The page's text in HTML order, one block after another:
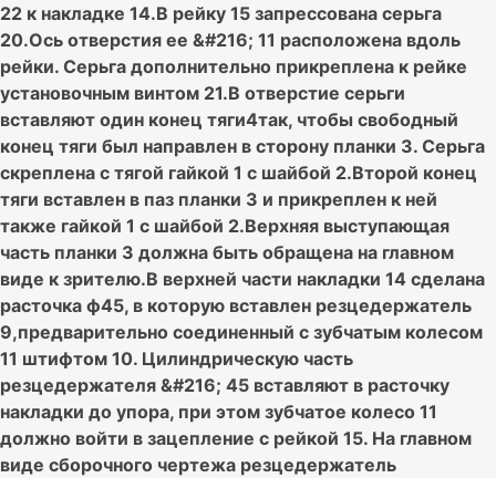
22 к накладке 14.В рейку 15 запрессована серьга
20.Ось отверстия ее &#216; 11 расположена вдоль
рейки. Серьга дополнительно прикреплена к рейке
установочным винтом 21.В отверстие серьги
вставляют один конец тяги4так, чтобы свободный
конец тяги был направлен в сторону планки 3. Серьга
скреплена с тягой гайкой 1 с шайбой 2.Второй конец
тяги вставлен в паз планки 3 и прикреплен к ней
также гайкой 1 с шайбой 2.Верхняя выступающая
часть планки 3 должна быть обращена на главном
виде к зрителю.В верхней части накладки 14 сделана
расточка ф45, в которую вставлен резцедержатель
9,предварительно соединенный с зубчатым колесом
11 штифтом 10. Цилиндрическую часть
резцедержателя &#216; 45 вставляют в расточку
накладки до упора, при этом зубчатое колесо 11
должно войти в зацепление с рейкой 15. На главном
виде сборочного чертежа резцедержатель